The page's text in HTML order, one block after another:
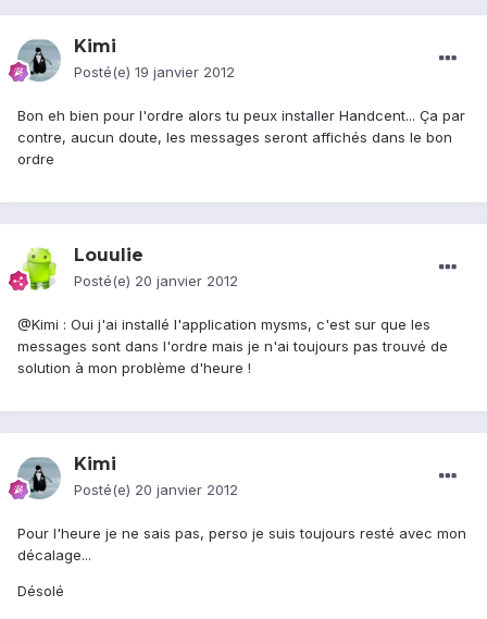
Kimi
Posté(e) 19 janvier 2012
Bon eh bien pour l'ordre alors tu peux installer Handcent... Ça par
contre, aucun doute, les messages seront affichés dans le bon
ordre
Louulie
Posté(e) 20 janvier 2012
@Kimi : Oui j'ai installé l'application mysms, c'est sur que les
messages sont dans l'ordre mais je n'ai toujours pas trouvé de
solution à mon problème d'heure !
Kimi
Posté(e) 20 janvier 2012
Pour l'heure je ne sais pas, perso je suis toujours resté avec mon
décalage...
Désolé